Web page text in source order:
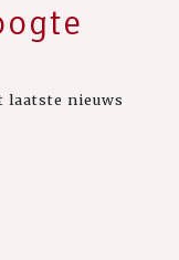
laatste nieuws